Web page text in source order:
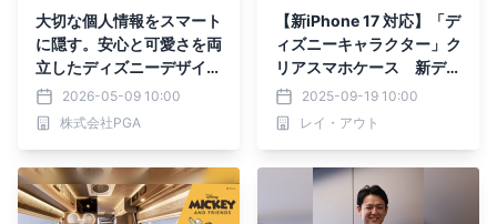
大切な個人情報をスマート
に隠す。安心と可愛さを両
立したディズニーデザイン
のカードケースを株式会社
PGAが5月15日に発売
2026-05-09 10:00
株式会社PGA
【新iPhone 17 対応】「デ
ィズニーキャラクター」ク
リアスマホケース 新デザ
イン登場！【レイ・アウ
ト】
2025-09-19 10:00
レイ・アウト